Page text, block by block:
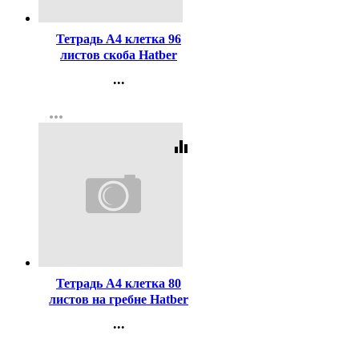
Тетрадь А4 клетка 96
листов скоба Hatber
design) обложка
...
Регистрация
more_horiz
equalizer
Тетрадь А4 клетка 80
листов на гребне Hatber
подшивки ассорти арт
...